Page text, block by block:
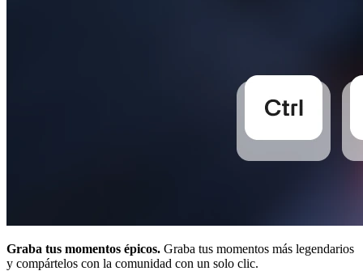
Graba tus momentos épicos. Graba tus momentos más legendarios
y compártelos con la comunidad con un solo clic.